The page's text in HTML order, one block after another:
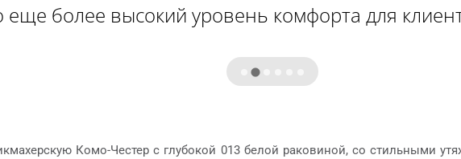
еще более высокий уровень комфорта для
Комо-Честер с глубокой 013 белой раковиной, со стильными